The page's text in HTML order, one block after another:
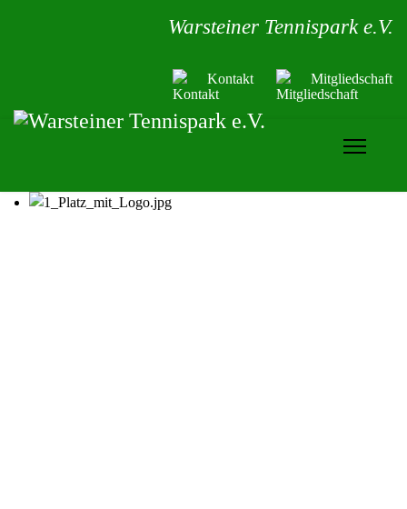
Warsteiner Tennispark e.V.
Kontakt Mitgliedschaft